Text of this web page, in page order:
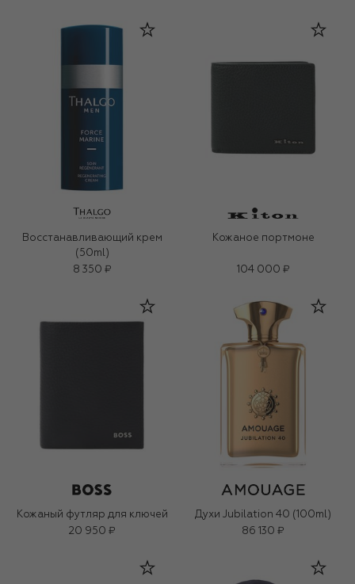
Восстанавливающий крем
(50ml)
8 350 ₽
Кожаное портмоне
104 000 ₽
Кожаный футляр для ключей
20 950 ₽
Духи Jubilation 40 (100ml)
86 130 ₽